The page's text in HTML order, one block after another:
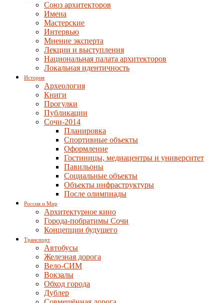
Союз архитекторов
Имена
Мастерские
Интервью
Мнение эксперта
Лекции и выступления
Национальная палата архитекторов
Локальная идентичность
История
Археология
Книги
Прогулки
Публикации
Сочи-2014
Планировка
Спортивные объекты
Оформление
Гостиницы, медиацентры и университет
Павильоны
Социальные объекты
Объекты инфраструктуры
После олимпиады
Россия и Мир
Архитектурное кино
Города-побратимы Сочи
Концепции будущего
Транспорт
Автобусы
Железная дорога
Вело-СИМ
Вокзалы
Обход города
Дублер